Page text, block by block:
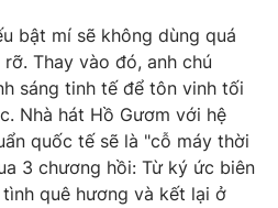
bật mí sẽ không dùng quá
Thay vào đó, anh chú
sáng tinh tế để tôn vinh tối
Nhà hát Hồ Gươm với hệ
quốc tế sẽ là "cỗ máy thời
3 chương hồi: Từ ký ức biên
quê hương và kết lại ở